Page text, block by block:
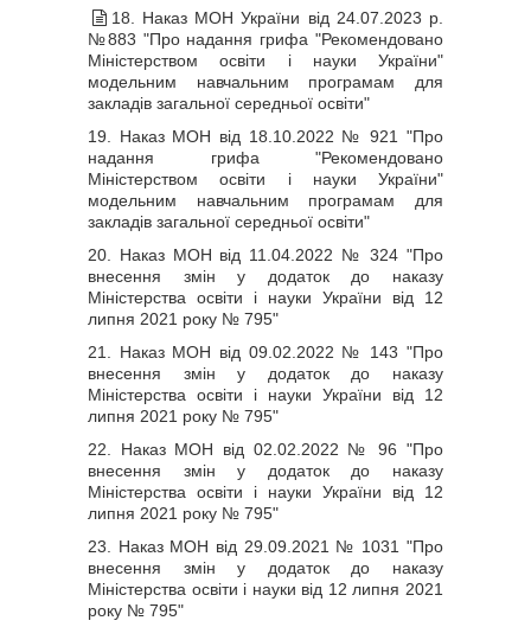
18. Наказ МОН України від 24.07.2023 р.
№883 "Про надання грифа "Рекомендовано
Міністерством освіти і науки України"
модельним навчальним програмам для
закладів загальної середньої освіти"
19. Наказ МОН від 18.10.2022 № 921 "Про
надання грифа "Рекомендовано
Міністерством освіти і науки України"
модельним навчальним програмам для
закладів загальної середньої освіти"
20. Наказ МОН від 11.04.2022 № 324 "Про
внесення змін у додаток до наказу
Міністерства освіти і науки України від 12
липня 2021 року № 795"
21. Наказ МОН від 09.02.2022 № 143 "Про
внесення змін у додаток до наказу
Міністерства освіти і науки України від 12
липня 2021 року № 795"
22. Наказ МОН від 02.02.2022 № 96 "Про
внесення змін у додаток до наказу
Міністерства освіти і науки України від 12
липня 2021 року № 795"
23. Наказ МОН від 29.09.2021 № 1031 "Про
внесення змін у додаток до наказу
Міністерства освіти і науки від 12 липня 2021
року № 795"